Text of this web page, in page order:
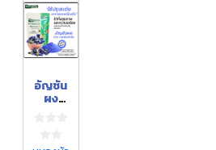
อัญชัน
ผง